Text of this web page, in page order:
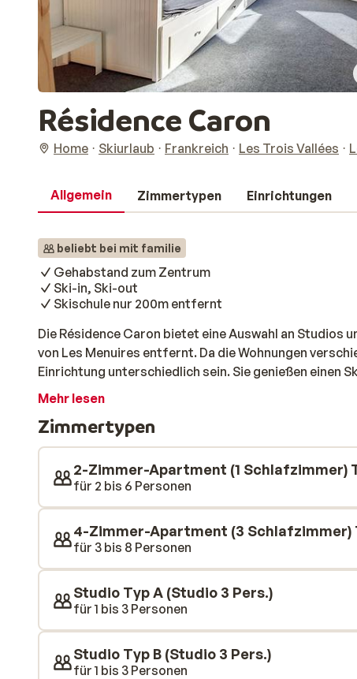
Résidence Caron
Home Skiurlaub Frankreich Les Trois Vallées
Allgemein Zimmertypen Einrichtungen
beliebt bei mit familie
Gehabstand zum Zentrum
Ski-in, Ski-out
Skischule nur 200m entfernt
Die Résidence Caron bietet eine Auswahl an Studios
von Les Menuires entfernt. Da die Wohnungen
Einrichtung unterschiedlich sein. Sie genießen einen
so dass Sie sich sofort auf die Piste begeben können.
Ihnen leicht, während Ihres Aufenthalts selbst zu
Mehr lesen
Zimmertypen
2-Zimmer-Apartment (1 Schlafzimmer)
für 2 bis 6 Personen
4-Zimmer-Apartment (3 Schlafzimmer)
für 3 bis 8 Personen
Studio Typ A (Studio 3 Pers.)
für 1 bis 3 Personen
Studio Typ B (Studio 3 Pers.)
für 1 bis 3 Personen